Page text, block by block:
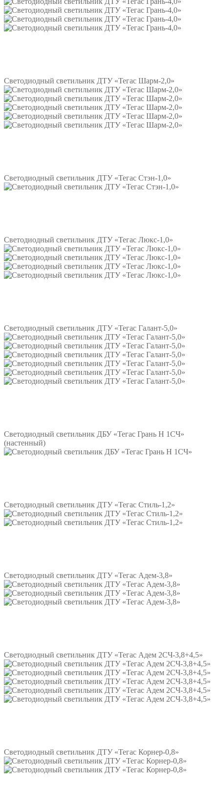
Светодиодный светильник ДТУ «Тегас Шарм-2,0»
Светодиодный светильник ДТУ «Тегас Стэн-1,0»
Светодиодный светильник ДТУ «Тегас Люкс-1,0»
Светодиодный светильник ДТУ «Тегас Галант-5,0»
Светодиодный светильник ДБУ «Тегас Грань Н 1СЧ»
(настенный)
Светодиодный светильник ДТУ «Тегас Стиль-1,2»
Светодиодный светильник ДТУ «Тегас Адем-3,8»
Светодиодный светильник ДТУ «Тегас Адем 2СЧ-3,8+4,5»
Светодиодный светильник ДТУ «Тегас Корнер-0,8»